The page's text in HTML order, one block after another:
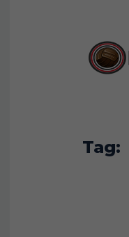
Tag: